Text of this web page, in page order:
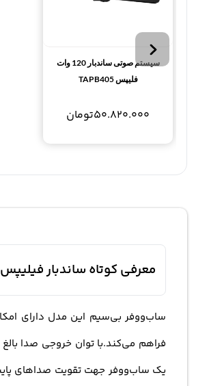
سیستم صوتی ساندبار 120 وات
فلیپس TAPB405
50.820.000تومان
معرفی کوتاه ساندبار فیلیپس TAB5305 مدل 70 وات بی سیم بلوتوث دار